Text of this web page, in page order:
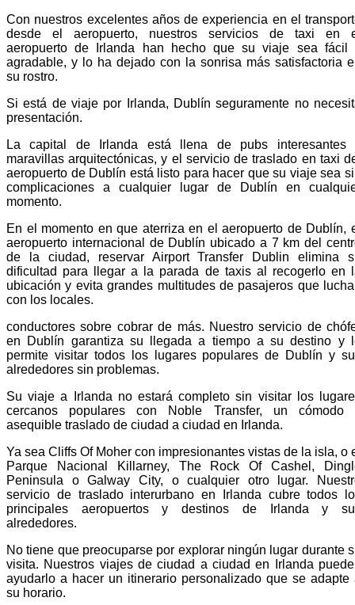
Con nuestros excelentes años de experiencia en el
desde el aeropuerto, nuestros servicios de taxi en
aeropuerto de Irlanda han hecho que su viaje sea fácil
agradable, y lo ha dejado con la sonrisa más satisfactoria
su rostro.
Si está de viaje por Irlanda, Dublín seguramente no
presentación.
La capital de Irlanda está llena de pubs interesantes
maravillas arquitectónicas, y el servicio de traslado en taxi
aeropuerto de Dublín está listo para hacer que su viaje sea
complicaciones a cualquier lugar de Dublín en
momento.
En el momento en que aterriza en el aeropuerto de Dublín,
aeropuerto internacional de Dublín ubicado a 7 km del
de la ciudad, reservar Airport Transfer Dublin elimina
dificultad para llegar a la parada de taxis al recogerlo en
ubicación y evita grandes multitudes de pasajeros que
con los locales.
conductores sobre cobrar de más. Nuestro servicio de
en Dublín garantiza su llegada a tiempo a su destino y
permite visitar todos los lugares populares de Dublín y
alrededores sin problemas.
Su viaje a Irlanda no estará completo sin visitar los
cercanos populares con Noble Transfer, un cómodo
asequible traslado de ciudad a ciudad en Irlanda.
Ya sea Cliffs Of Moher con impresionantes vistas de la isla, o
Parque Nacional Killarney, The Rock Of Cashel,
Peninsula o Galway City, o cualquier otro lugar.
servicio de traslado interurbano en Irlanda cubre todos
principales aeropuertos y destinos de Irlanda y
alrededores.
No tiene que preocuparse por explorar ningún lugar durante
visita. Nuestros viajes de ciudad a ciudad en Irlanda
ayudarlo a hacer un itinerario personalizado que se adapte
su horario.